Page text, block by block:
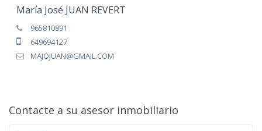
María José JUAN REVERT
965810891
649694127
MAJOJUAN@GMAIL.COM
Contacte a su asesor inmobiliario